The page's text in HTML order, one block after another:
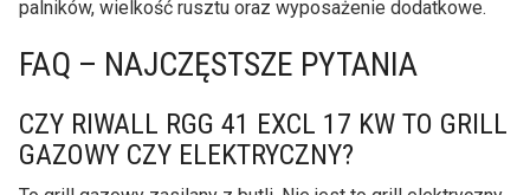
palników, wielkość rusztu oraz wyposażenie dodatkowe.
FAQ – NAJCZĘSTSZE PYTANIA
CZY RIWALL RGG 41 EXCL 17 KW TO GRILL
GAZOWY CZY ELEKTRYCZNY?